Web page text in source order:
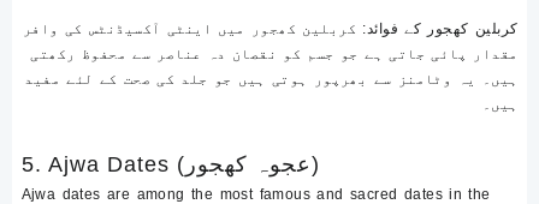
کربلین کھجور کے فوائد : کربلین کھجور میں اینٹی آکسیڈنٹس کی وافر
مقدار پائی جاتی ہے جو جسم کو نقصان دہ عناصر سے محفوظ رکھتی
ہیں۔ یہ وٹامنز سے بھرپور ہوتی ہیں جو جلد کی صحت کے لئے مفید
ہیں۔
5. Ajwa Dates (عجوہ کھجور)
Ajwa dates are among the most famous and sacred dates in the